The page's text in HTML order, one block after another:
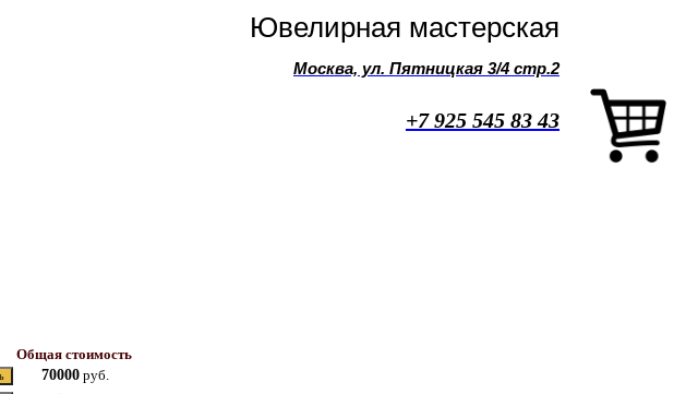
Ювелирная мастерская
Москва, ул. Пятницкая 3/4 стр.2
+7 925 545 83 43
Общая стоимость
70000 руб.